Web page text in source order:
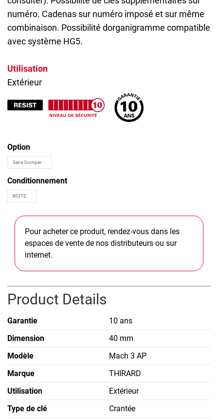
numéro. Cadenas sur numéro imposé et sur même
combinaison. Possibilité dorganigramme compatible
avec système HG5.
Utilisation
Extérieur
Option
Conditionnement
Pour acheter ce produit, rendez-vous dans les
espaces de vente de nos distributeurs ou sur
internet.
Product Details
Garantie
10 ans
Dimension
40 mm
Modèle
Mach 3 AP
Marque
THIRARD
Utilisation
Extérieur
Type de clé
Crantée